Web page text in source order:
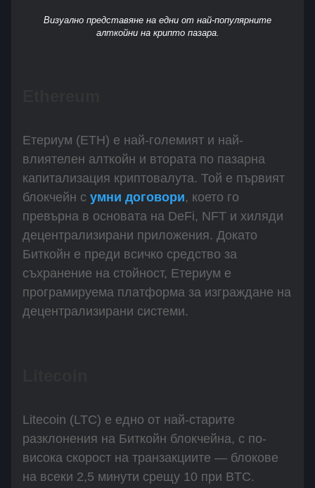
Визуално представяне на едни от най-популярните
алткойни на крипто пазара.
Етериум (ETH) е най-големият и най-
влиятелен алткойн и втората по пазарна
капитализация криптовалута. Той е първият
блокчейн с умни договори, което го
превърна в основата на DeFi, NFT и хиляди
децентрализирани приложения. Докато
Биткойн е преди всичко средство за
съхранение на стойност, Етериум е
програмируема платформа за изграждане на
децентрализирани системи.
Litecoin (LTC) е едно от най-старите
разклонения на Биткойн блокчейна, с по-
висока скорост на транзакциите — блокове
на всеки 2,5 минути срещу 10 при BTC.